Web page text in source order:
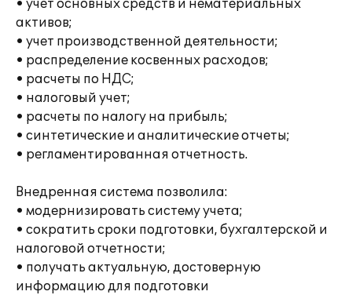
• учет основных средств и нематериальных
активов;
• учет производственной деятельности;
• распределение косвенных расходов;
• расчеты по НДС;
• налоговый учет;
• расчеты по налогу на прибыль;
• синтетические и аналитические отчеты;
• регламентированная отчетность.
Внедренная система позволила:
• модернизировать систему учета;
• сократить сроки подготовки, бухгалтерской и
налоговой отчетности;
• получать актуальную, достоверную
информацию для подготовки